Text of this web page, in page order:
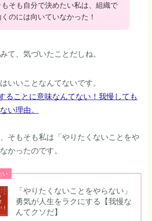
もそも自分で決めたい私は、組織で
のには向いていなかった！
て、気づいたことだしね。
いいことなんてないです。
ることに意味なんてない！我慢しても
い理由。
そもそも私は「やりたくないことをや
かったのです。
い
「やりたくないことをやらない」
勇気が人生をラクにする【我慢な
んてクソだ】